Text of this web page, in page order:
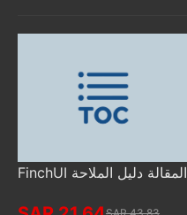
FinchUI المقالة دليل الملاحة